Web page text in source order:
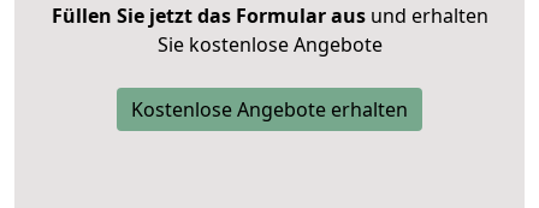
Füllen Sie jetzt das Formular ausund erhalten
Sie kostenlose Angebote
Kostenlose Angebote erhalten